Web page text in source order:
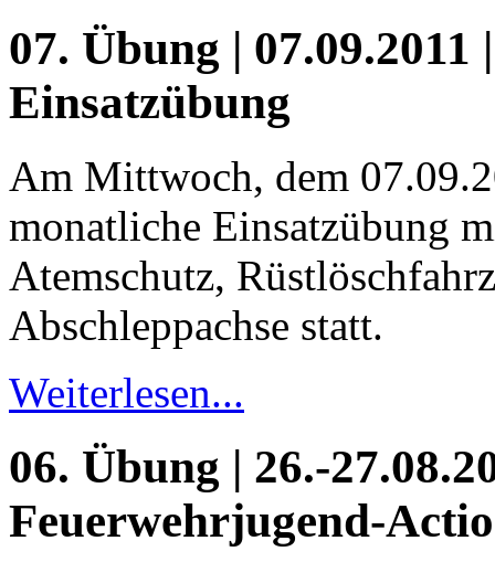
07. Übung | 07.09.2011
Einsatzübung
Am Mittwoch, dem
monatliche Einsatzübung
Atemschutz,
Abschleppachse statt.
Weiterlesen...
06. Übung | 26.-
Feuerwehrjugend-